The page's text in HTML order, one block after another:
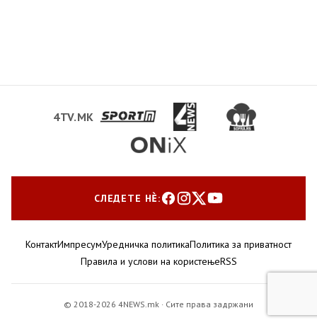
4TV.MK
СЛЕДЕТЕ НЀ:
КонтактИмпресумУредничка политикаПолитика за приватност
Правила и услови на користењеRSS
© 2018-2026 4NEWS.mk · Сите права задржани